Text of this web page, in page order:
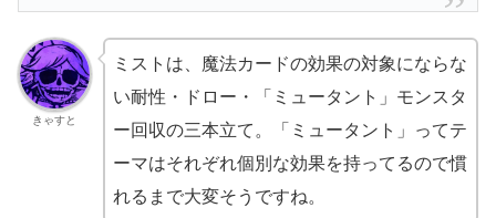
きゃすと
ミストは、魔法カードの効果の対象にならな
い耐性・ドロー・「ミュータント」モンスタ
ー回収の三本立て。「ミュータント」ってテ
ーマはそれぞれ個別な効果を持ってるので慣
れるまで大変そうですね。